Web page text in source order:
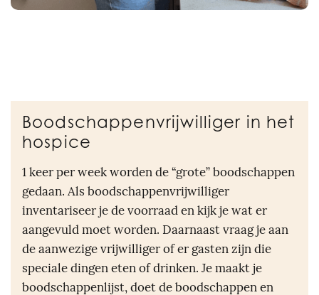
Boodschappenvrijwilliger in het
hospice
1 keer per week worden de “grote” boodschappen
gedaan. Als boodschappenvrijwilliger
inventariseer je de voorraad en kijk je wat er
aangevuld moet worden. Daarnaast vraag je aan
de aanwezige vrijwilliger of er gasten zijn die
speciale dingen eten of drinken. Je maakt je
boodschappenlijst, doet de boodschappen en